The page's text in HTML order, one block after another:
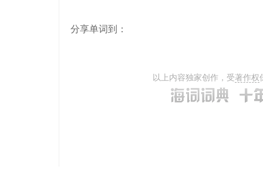
分享单词到：
以上内容独家创作，受著作权